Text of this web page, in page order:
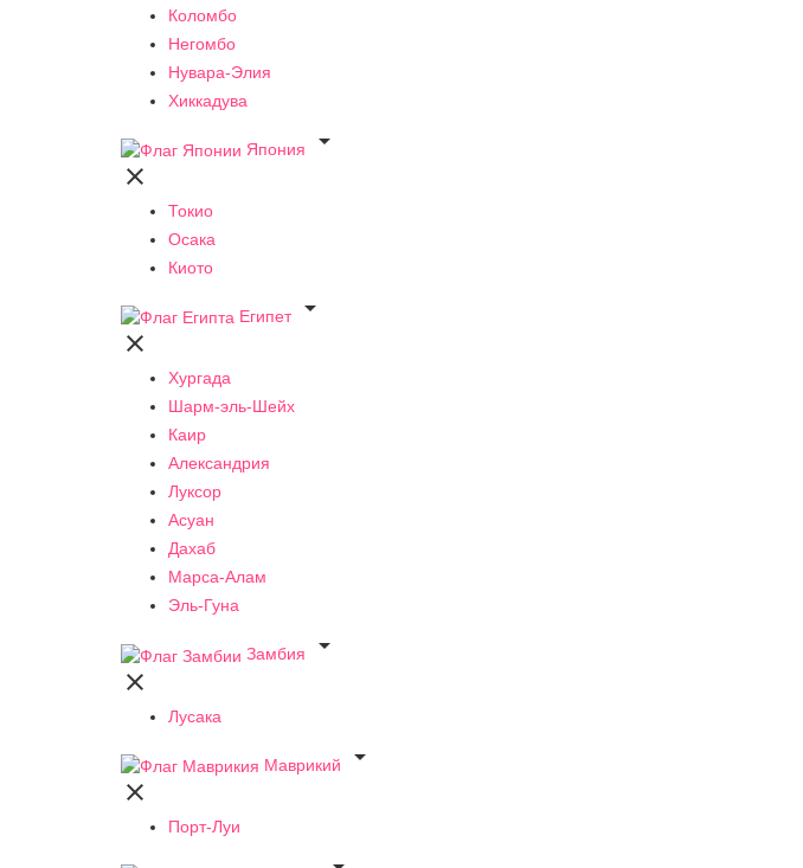
Коломбо
Негомбо
Нувара-Элия
Хиккадува
Япония


Токио
Осака
Киото
Египет


Хургада
Шарм-эль-Шейх
Каир
Александрия
Луксор
Асуан
Дахаб
Марса-Алам
Эль-Гуна
Замбия


Лусака
Маврикий


Порт-Луи